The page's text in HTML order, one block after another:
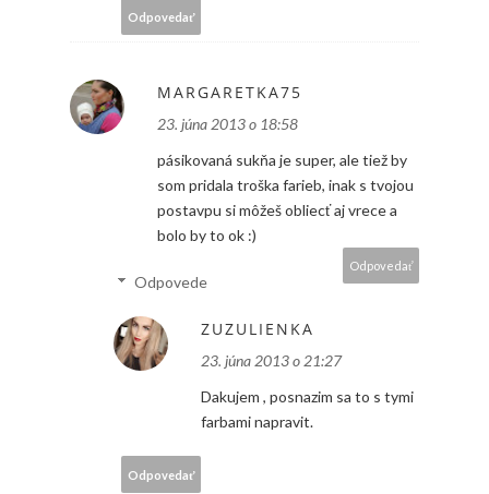
Odpovedať
MARGARETKA75
23. júna 2013 o 18:58
pásikovaná sukňa je super, ale tiež by
som pridala troška farieb, inak s tvojou
postavpu si môžeš obliecť aj vrece a
bolo by to ok :)
Odpovedať
Odpovede
ZUZULIENKA
23. júna 2013 o 21:27
Dakujem , posnazim sa to s tymi
farbami napravit.
Odpovedať